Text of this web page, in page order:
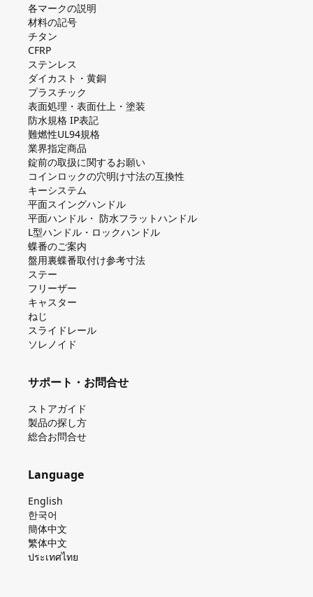
各マークの説明
材料の記号
チタン
CFRP
ステンレス
ダイカスト・⻩銅
プラスチック
表面処理・表面仕上・塗装
防⽔規格 IP表記
難燃性UL94規格
業界指定商品
錠前の取扱に関するお願い
コインロックの⽳明け⼨法の互換性
キーシステム
平⾯スイングハンドル
平⾯ハンドル・ 防⽔フラットハンドル
L型ハンドル・ロックハンドル
蝶番のご案内
盤⽤裏蝶番取付け参考⼨法
ステー
フリーザー
キャスター
ねじ
スライドレール
ソレノイド
サポート・お問合せ
ストアガイド
製品の探し⽅
総合お問合せ
Language
English
한국어
簡体中文
繁体中文
ประเทศไทย